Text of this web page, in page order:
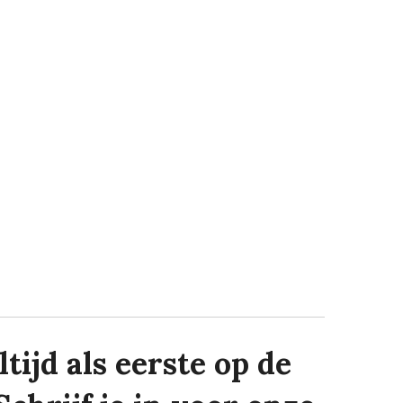
als eerste op de